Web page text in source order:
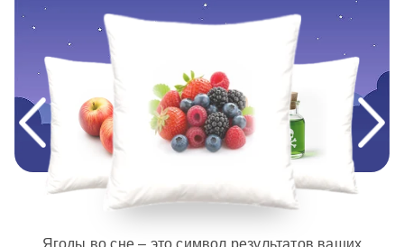
Ягоды во сне – это символ результатов ваших